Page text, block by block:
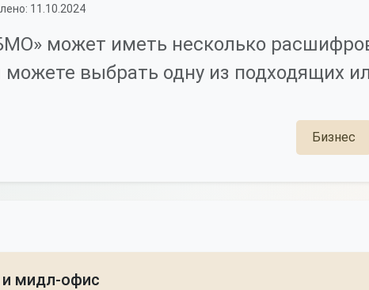
11.10.2024
может иметь несколько
выбрать одну из подходящих
Бизнес
мидл-офис